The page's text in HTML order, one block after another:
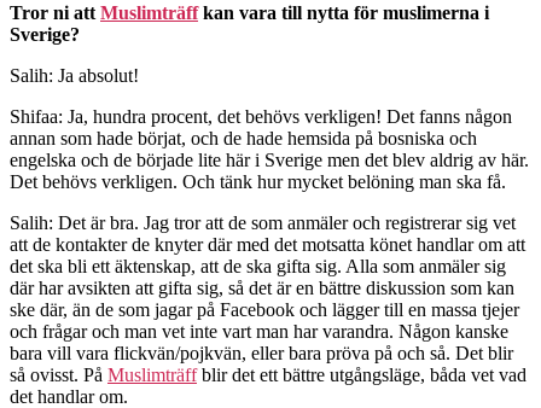
Tror ni att Muslimträffkan vara till nytta för muslimerna i
Sverige?
Salih: Ja absolut!
Shifaa: Ja, hundra procent, det behövs verkligen! Det fanns någon
annan som hade börjat, och de hade hemsida på bosniska och
engelska och de började lite här i Sverige men det blev aldrig av här.
Det behövs verkligen. Och tänk hur mycket belöning man ska få.
Salih: Det är bra. Jag tror att de som anmäler och registrerar sig vet
att de kontakter de knyter där med det motsatta könet handlar om att
det ska bli ett äktenskap, att de ska gifta sig. Alla som anmäler sig
där har avsikten att gifta sig, så det är en bättre diskussion som kan
ske där, än de som jagar på Facebook och lägger till en massa tjejer
och frågar och man vet inte vart man har varandra. Någon kanske
bara vill vara flickvän/pojkvän, eller bara pröva på och så. Det blir
så ovisst. På Muslimträffblir det ett bättre utgångsläge, båda vet vad
det handlar om.